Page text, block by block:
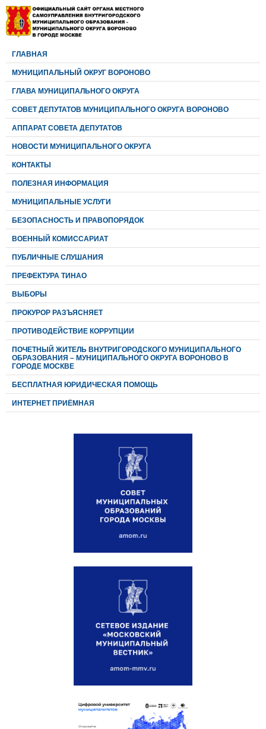
ГЛАВНАЯ
МУНИЦИПАЛЬНЫЙ ОКРУГ ВОРОНОВО
ГЛАВА МУНИЦИПАЛЬНОГО ОКРУГА
CОВЕТ ДЕПУТАТОВ МУНИЦИПАЛЬНОГО ОКРУГА ВОРОНОВО
АППАРАТ СОВЕТА ДЕПУТАТОВ
НОВОСТИ МУНИЦИПАЛЬНОГО ОКРУГА
КОНТАКТЫ
ПОЛЕЗНАЯ ИНФОРМАЦИЯ
МУНИЦИПАЛЬНЫЕ УСЛУГИ
БЕЗОПАСНОСТЬ И ПРАВОПОРЯДОК
ВОЕННЫЙ КОМИССАРИАТ
ПУБЛИЧНЫЕ СЛУШАНИЯ
ПРЕФЕКТУРА ТИНАО
ВЫБОРЫ
ПРОКУРОР РАЗЪЯСНЯЕТ
ПРОТИВОДЕЙСТВИЕ КОРРУПЦИИ
ПОЧЕТНЫЙ ЖИТЕЛЬ ВНУТРИГОРОДСКОГО МУНИЦИПАЛЬНОГО
ОБРАЗОВАНИЯ – МУНИЦИПАЛЬНОГО ОКРУГА ВОРОНОВО В
ГОРОДЕ МОСКВЕ
БЕСПЛАТНАЯ ЮРИДИЧЕСКАЯ ПОМОЩЬ
ИНТЕРНЕТ ПРИЁМНАЯ